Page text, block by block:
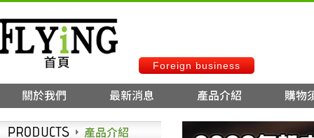
Foreign business